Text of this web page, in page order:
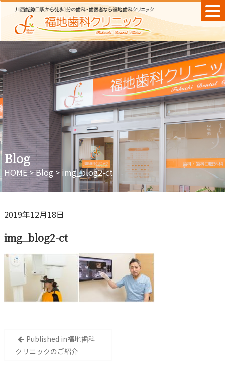
Skip
content
Blog
HOME>Blog > img_blog2-ct
2019年12月18日
img_blog2-ct
Published in福地⻭科
クリニックのご紹介